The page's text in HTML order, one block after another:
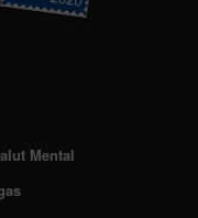
Mental